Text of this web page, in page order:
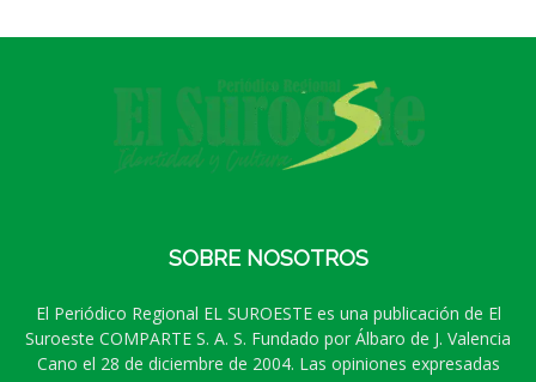
SOBRE NOSOTROS
El Periódico Regional EL SUROESTE es una publicación de El
Suroeste COMPARTE S. A. S. Fundado por Álbaro de J. Valencia
Cano el 28 de diciembre de 2004. Las opiniones expresadas